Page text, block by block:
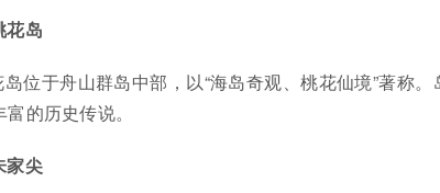
花岛
岛位于舟山群岛中部，以“海岛奇观、桃花仙境”著称
的历史传说。
家尖